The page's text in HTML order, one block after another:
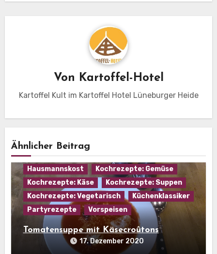
Von Kartoffel-Hotel
Kartoffel Kult im Kartoffel Hotel Lüneburger Heide
Ähnlicher Beitrag
Hausmannskost
Kochrezepte: Gemüse
Kochrezepte: Käse
Kochrezepte: Suppen
Kochrezepte: Vegetarisch
Küchenklassiker
Partyrezepte
Vorspeisen
Tomatensuppe mit Käsecroûtons
17. Dezember 2020